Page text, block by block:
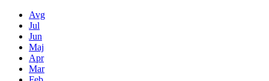
Avg
Jul
Jun
Maj
Apr
Mar